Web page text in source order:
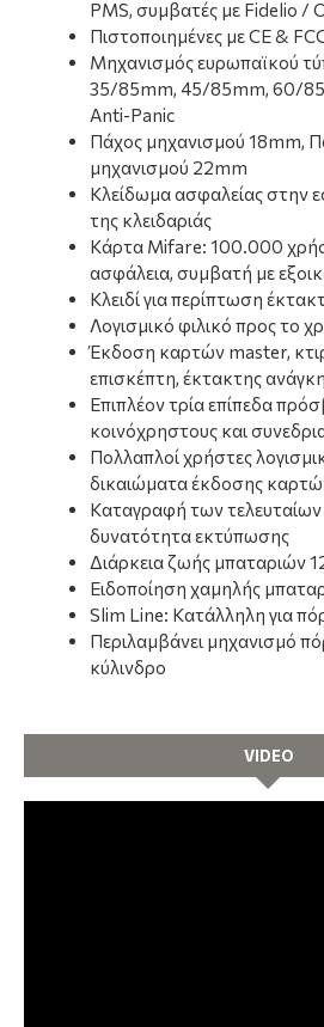
PMS, συμβατές με Fidelio /
Πιστοποιημένες με CE &
Μηχανισμός ευρωπαϊκού
35/85mm, 45/85mm, 60/
Anti-Panic
Πάχος μηχανισμού 18mm,
μηχανισμού 22mm
Κλείδωμα ασφαλείας στην
της κλειδαριάς
Κάρτα Mifare: 100.000
ασφάλεια, συμβατή με
Κλειδί για περίπτωση
Λογισμικό φιλικό προς το
Έκδοση καρτών master,
επισκέπτη, έκτακτης
Επιπλέον τρία επίπεδα
κοινόχρηστους και
Πολλαπλοί χρήστες
δικαιώματα έκδοσης
Καταγραφή των
δυνατότητα εκτύπωσης
Διάρκεια ζωής μπαταριών
Ειδοποίηση χαμηλής
Slim Line: Κατάλληλη για
Περιλαμβάνει μηχανισμό
κύλινδρο
VIDEO